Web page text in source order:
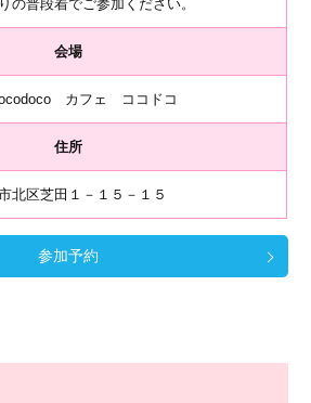
の普段着でご参加ください。
会場
カフェ ココドコ
住所
北区芝田１－１５－１５
参加予約